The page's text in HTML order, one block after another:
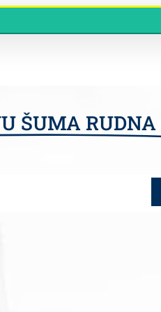
ŠUMA RUDNA